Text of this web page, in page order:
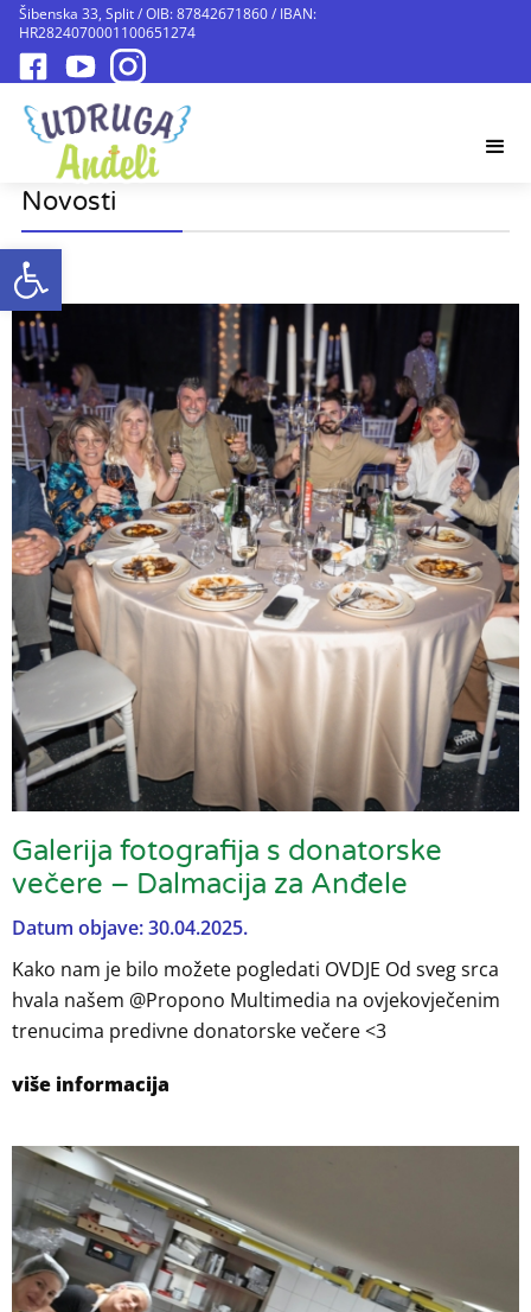
Open toolbar
Šibenska 33, Split / OIB: 87842671860 / IBAN:
HR2824070001100651274
Novosti
Galerija fotografija s donatorske
večere – Dalmacija za Anđele
Datum objave: 30.04.2025.
Kako nam je bilo možete pogledati OVDJE Od sveg srca
hvala našem @Propono Multimedia na ovjekovječenim
trenucima predivne donatorske večere <3
više informacija